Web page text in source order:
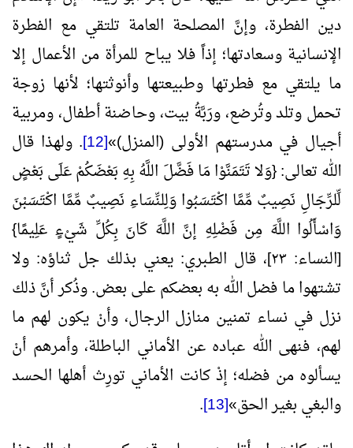
دين الفطرة، وإنَّ المصلحة العامة تلتقي مع الفطرة
الإنسانية وسعادتها؛ إذاً فلا يباح للمرأة من الأعمال إلا
ما يلتقي مع فطرتها وطبيعتها وأنوثتها؛ لأنها زوجة
تحمل وتلد وتُرضع، ورَبَّةُ بيت، وحاضنة أطفال، ومربية
أجيال في مدرستهم الأولى (المنزل)»
[12]
. ولهذا قال
الله تعالى: {وَلا تَتَمَنَّوْا مَا فَضَّلَ اللَّهُ بِهِ بَعْضَكُمْ عَلَى بَعْضٍ
لِّلرِّجَالِ نَصِيبٌ مِّمَّا اكْتَسَبُوا وَلِلنِّسَاءِ نَصِيبٌ مِّمَّا اكْتَسَبْنَ
وَاسْأَلُوا اللَّهَ مِن فَضْلِهِ إنَّ اللَّهَ كَانَ بِكُلِّ شَيْءٍ عَلِيمًا}
[النساء: ٢٣]، قال الطبري: يعني بذلك جل ثناؤه: ولا
تشتهوا ما فضل الله به بعضكم على بعض. وذُكر أنَّ ذلك
نزل في نساء تمنين منازل الرجال، وأنْ يكون لهم ما
لهم، فنهى الله عباده عن الأماني الباطلة، وأمرهم أنْ
يسألوه من فضله؛ إذْ كانت الأماني تورِث أهلها الحسد
والبغي بغير الحق»
[13]
.